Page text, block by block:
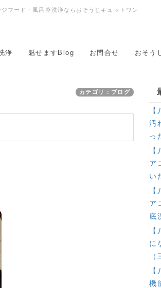
フード・風呂釜洗浄ならおそうじキュットワン
浄 魅せますBlog お問合せ おそう
カテゴリ：ブログ
汚
っ
ア
い
ア
底
に
機